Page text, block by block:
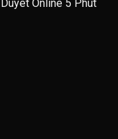
Online 5 Phút